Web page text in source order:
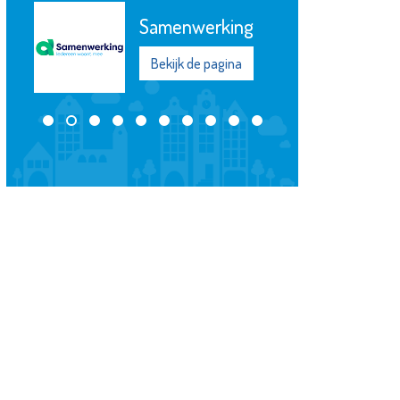
Zwem- en
Recreatiebad De
Kulk
Bekijk de pagina